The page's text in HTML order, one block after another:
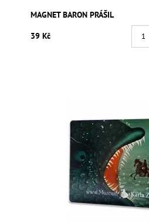
MAGNET BARON PRÁŠIL
39 Kč